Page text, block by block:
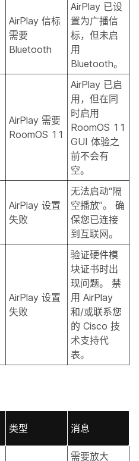
AirPlay 信标
需要
Bluetooth
AirPlay 已设
置为广播信
标，但未启
用
Bluetooth。
AirPlay 需要
RoomOS 11
AirPlay 已启
用，但在同
时启用
RoomOS 11
GUI 体验之
前不会有
空。
AirPlay 设置
失败
无法启动“隔
空播放”。 确
保您已连接
到互联网。
AirPlay 设置
失败
验证硬件模
块证书时出
现问题。 禁
用 AirPlay
和/或联系您
的 Cisco 技
术支持代
表。
类型 消息
需要放大